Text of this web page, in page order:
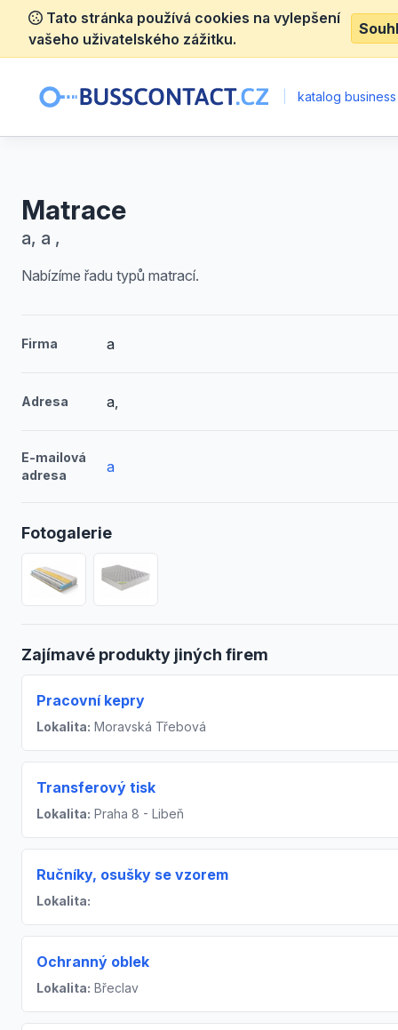
Tato stránka používá cookies na vylepšení
vašeho uživatelského zážitku.
katalog
Matrace
a, a ,
Nabízíme řadu typů matrací.
Firma a
Adresa a,
E-mailová
adresa
a
Fotogalerie
Zajímavé produkty jiných firem
Pracovní kepry
Lokalita: Moravská Třebová
Transferový tisk
Lokalita: Praha 8 - Libeň
Ručníky, osušky se vzorem
Lokalita:
Ochranný oblek
Lokalita: Břeclav